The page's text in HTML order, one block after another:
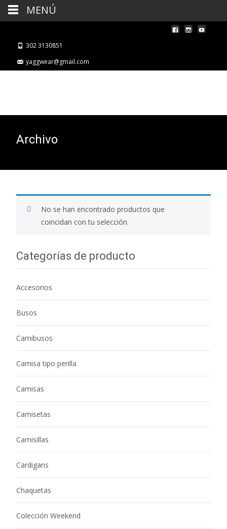
302 3130851
yaggwear@gmail.com
Archivo
No se han encontrado productos que
coincidan con tu selección.
Categorías de producto
Accesorios
Busos
Camibusos
Camisa tipo perilla
Camisas
Camisetas
Camisillas
Cardigans
Chaquetas
Colección Weekend
MENÚ